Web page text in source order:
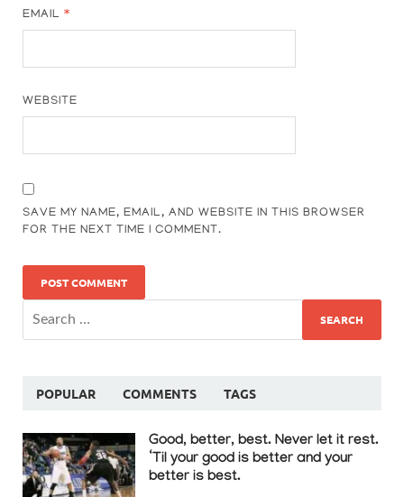
EMAIL*
WEBSITE
SAVE MY NAME, EMAIL, AND WEBSITE IN THIS BROWSER
FOR THE NEXT TIME I COMMENT.
POPULAR COMMENTS TAGS
Good, better, best. Never let it rest.
‘Til your good is better and your
better is best.